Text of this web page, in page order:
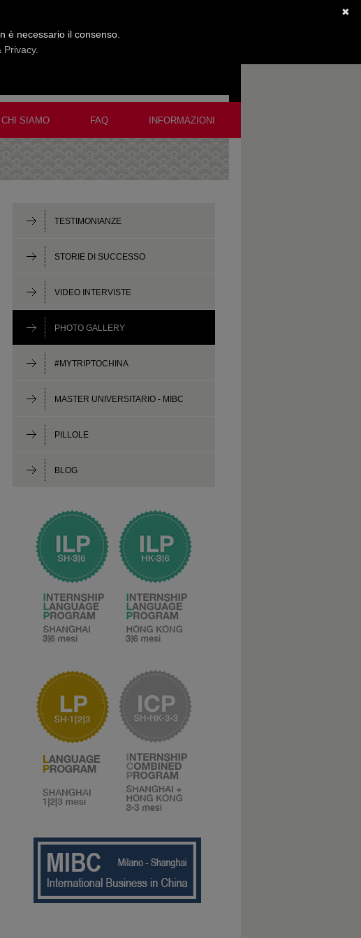
CHI SIAMO FAQ INFORMAZIONI
Pickup in areoporto Shanghai - Agosto 2016
TESTIMONIANZE
STORIE DI SUCCESSO
VIDEO INTERVISTE
PHOTO GALLERY
#MYTRIPTOCHINA
MASTER UNIVERSITARIO - MIBC
PILLOLE
BLOG
✖
è necessario il consenso.
Privacy.